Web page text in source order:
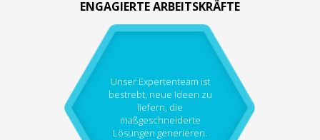
ENGAGIERTE ARBEITSKRÄFTE
Unser Expertenteam ist
bestrebt, neue Ideen zu
liefern, die
maßgeschneiderte
Lösungen generieren.